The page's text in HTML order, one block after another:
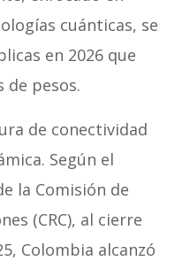
cuánticas, se
en 2026 que
de pesos.
de conectividad
Según el
la Comisión de
(CRC), al cierre
Colombia alcanzó